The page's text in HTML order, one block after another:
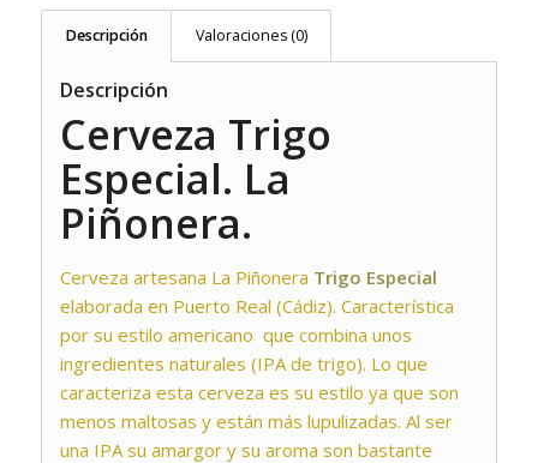
Descripción Valoraciones (0)
Descripción
Cerveza Trigo
Especial. La
Piñonera.
Cerveza artesana La Piñonera Trigo Especial
elaborada en Puerto Real (Cádiz). Característica
por su estilo americano que combina unos
ingredientes naturales (IPA de trigo). Lo que
caracteriza esta cerveza es su estilo ya que son
menos maltosas y están más lupulizadas. Al ser
una IPA su amargor y su aroma son bastante